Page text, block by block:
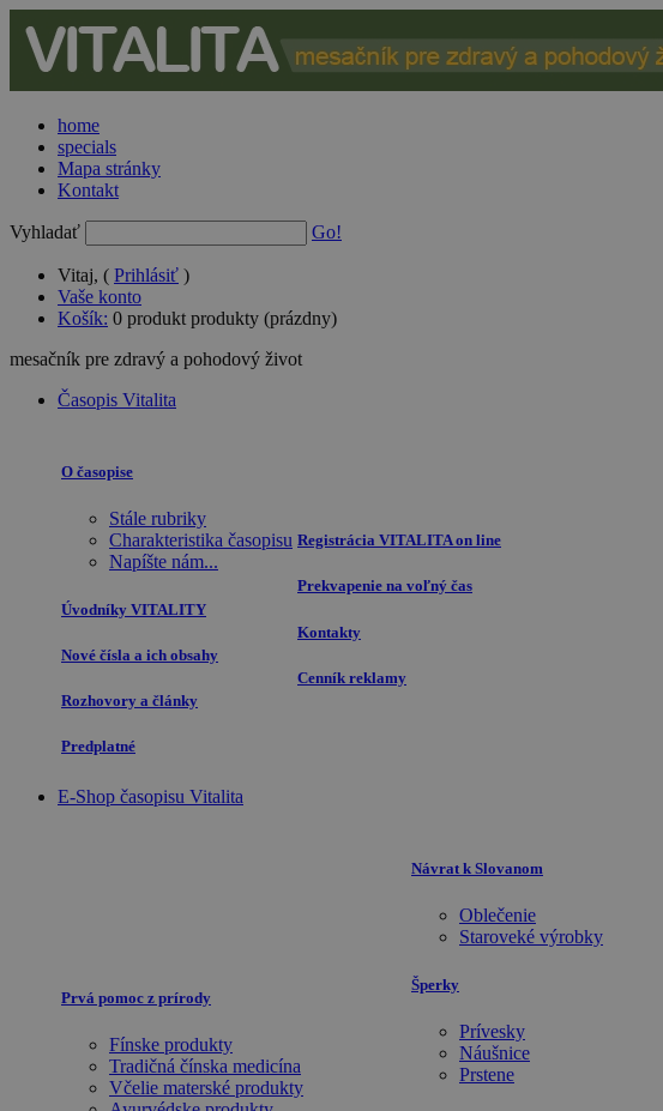
home
specials
Mapa stránky
Kontakt
Vyhladať Go!
Vitaj, ( Prihlásiť )
Vaše konto
Košík: 0 produkt produkty (prázdny)
mesačník pre zdravý a pohodový život
Časopis Vitalita
O časopise
Stále rubriky
Charakteristika časopisu
Napíšte nám...
Úvodníky VITALITY
Nové čísla a ich obsahy
Rozhovory a články
Predplatné
Registrácia VITALITA on line
Prekvapenie na voľný čas
Kontakty
Cenník reklamy
E-Shop časopisu Vitalita
Prvá pomoc z prírody
Fínske produkty
Tradičná čínska medicína
Včelie materské produkty
Návrat k Slovanom
Oblečenie
Staroveké výrobky
Šperky
Prívesky
Náušnice
Prstene